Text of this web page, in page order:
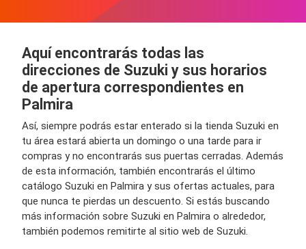
Aquí encontrarás todas las
direcciones de Suzuki y sus horarios
de apertura correspondientes en
Palmira
Así, siempre podrás estar enterado si la tienda Suzuki en
tu área estará abierta un domingo o una tarde para ir
compras y no encontrarás sus puertas cerradas. Además
de esta información, también encontrarás el último
catálogo Suzuki en Palmira y sus ofertas actuales, para
que nunca te pierdas un descuento. Si estás buscando
más información sobre Suzuki en Palmira o alrededor,
también podemos remitirte al sitio web de Suzuki.